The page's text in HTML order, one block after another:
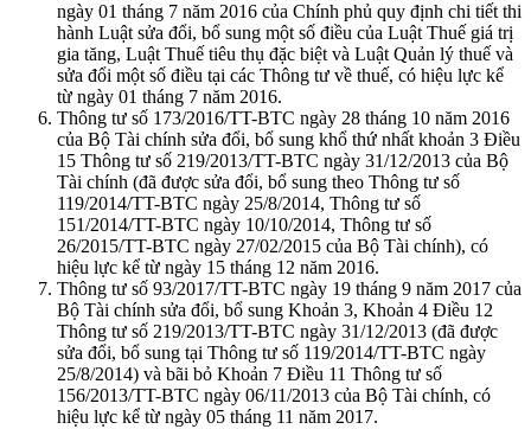
ngày 01 tháng 7 năm 2016 của Chính phủ quy định chi tiết thi
hành Luật sửa đổi, bổ sung một số điều của Luật Thuế giá trị
gia tăng, Luật Thuế tiêu thụ đặc biệt và Luật Quản lý thuế và
sửa đổi một số điều tại các Thông tư về thuế, có hiệu lực kể
từ ngày 01 tháng 7 năm 2016.
Thông tư số 173/2016/TT-BTC ngày 28 tháng 10 năm 2016
của Bộ Tài chính sửa đổi, bổ sung khổ thứ nhất khoản 3 Điều
15 Thông tư số 219/2013/TT-BTC ngày 31/12/2013 của Bộ
Tài chính (đã được sửa đổi, bổ sung theo Thông tư số
119/2014/TT-BTC ngày 25/8/2014, Thông tư số
151/2014/TT-BTC ngày 10/10/2014, Thông tư số
26/2015/TT-BTC ngày 27/02/2015 của Bộ Tài chính), có
hiệu lực kể từ ngày 15 tháng 12 năm 2016.
Thông tư số 93/2017/TT-BTC ngày 19 tháng 9 năm 2017 của
Bộ Tài chính sửa đổi, bổ sung Khoản 3, Khoản 4 Điều 12
Thông tư số 219/2013/TT-BTC ngày 31/12/2013 (đã được
sửa đổi, bổ sung tại Thông tư số 119/2014/TT-BTC ngày
25/8/2014) và bãi bỏ Khoản 7 Điều 11 Thông tư số
156/2013/TT-BTC ngày 06/11/2013 của Bộ Tài chính, có
hiệu lực kể từ ngày 05 tháng 11 năm 2017.